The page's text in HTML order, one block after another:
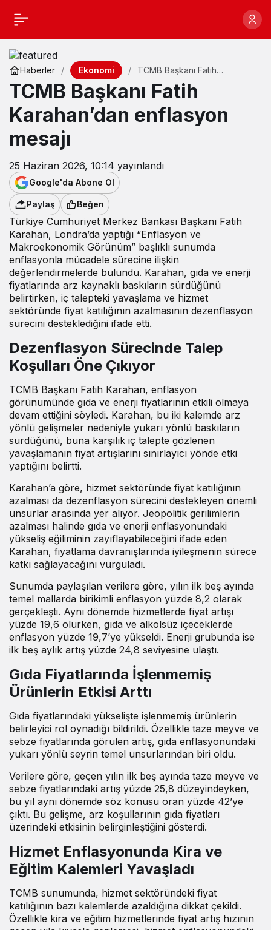
Haberler Ekonomi
TCMB Başkanı Fatih
TCMB Başkanı Fatih
Karahan’dan enflasyon
mesajı
25 Haziran 2026, 10:14 yayınlandı
Google'da Abone Ol
Paylaş Beğen
Türkiye Cumhuriyet Merkez Bankası Başkanı Fatih
Karahan, Londra’da yaptığı “Enflasyon ve
Makroekonomik Görünüm” başlıklı sunumda
enflasyonla mücadele sürecine ilişkin
değerlendirmelerde bulundu. Karahan, gıda ve enerji
fiyatlarında arz kaynaklı baskıların sürdüğünü
belirtirken, iç talepteki yavaşlama ve hizmet
sektöründe fiyat katılığının azalmasının dezenflasyon
sürecini desteklediğini ifade etti.
Dezenflasyon Sürecinde Talep
Koşulları Öne Çıkıyor
TCMB Başkanı Fatih Karahan, enflasyon
görünümünde gıda ve enerji fiyatlarının etkili olmaya
devam ettiğini söyledi. Karahan, bu iki kalemde arz
yönlü gelişmeler nedeniyle yukarı yönlü baskıların
sürdüğünü, buna karşılık iç talepte gözlenen
yavaşlamanın fiyat artışlarını sınırlayıcı yönde etki
yaptığını belirtti.
Karahan’a göre, hizmet sektöründe fiyat katılığının
azalması da dezenflasyon sürecini destekleyen önemli
unsurlar arasında yer alıyor. Jeopolitik gerilimlerin
azalması halinde gıda ve enerji enflasyonundaki
yükseliş eğiliminin zayıflayabileceğini ifade eden
Karahan, fiyatlama davranışlarında iyileşmenin sürece
katkı sağlayacağını vurguladı.
Sunumda paylaşılan verilere göre, yılın ilk beş ayında
temel mallarda birikimli enflasyon yüzde 8,2 olarak
gerçekleşti. Aynı dönemde hizmetlerde fiyat artışı
yüzde 19,6 olurken, gıda ve alkolsüz içeceklerde
enflasyon yüzde 19,7’ye yükseldi. Enerji grubunda ise
ilk beş aylık artış yüzde 24,8 seviyesine ulaştı.
Gıda Fiyatlarında İşlenmemiş
Ürünlerin Etkisi Arttı
Gıda fiyatlarındaki yükselişte işlenmemiş ürünlerin
belirleyici rol oynadığı bildirildi. Özellikle taze meyve ve
sebze fiyatlarında görülen artış, gıda enflasyonundaki
yukarı yönlü seyrin temel unsurlarından biri oldu.
Verilere göre, geçen yılın ilk beş ayında taze meyve ve
sebze fiyatlarındaki artış yüzde 25,8 düzeyindeyken,
bu yıl aynı dönemde söz konusu oran yüzde 42’ye
çıktı. Bu gelişme, arz koşullarının gıda fiyatları
üzerindeki etkisinin belirginleştiğini gösterdi.
Hizmet Enflasyonunda Kira ve
Eğitim Kalemleri Yavaşladı
TCMB sunumunda, hizmet sektöründeki fiyat
katılığının bazı kalemlerde azaldığına dikkat çekildi.
Özellikle kira ve eğitim hizmetlerinde fiyat artış hızının